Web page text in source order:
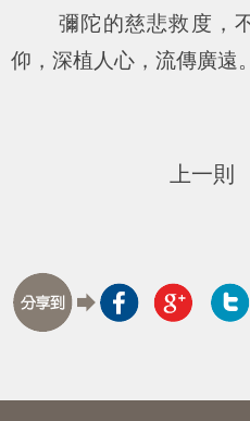
彌陀的慈悲救度，不
仰，深植人心，流傳廣遠。
上一則